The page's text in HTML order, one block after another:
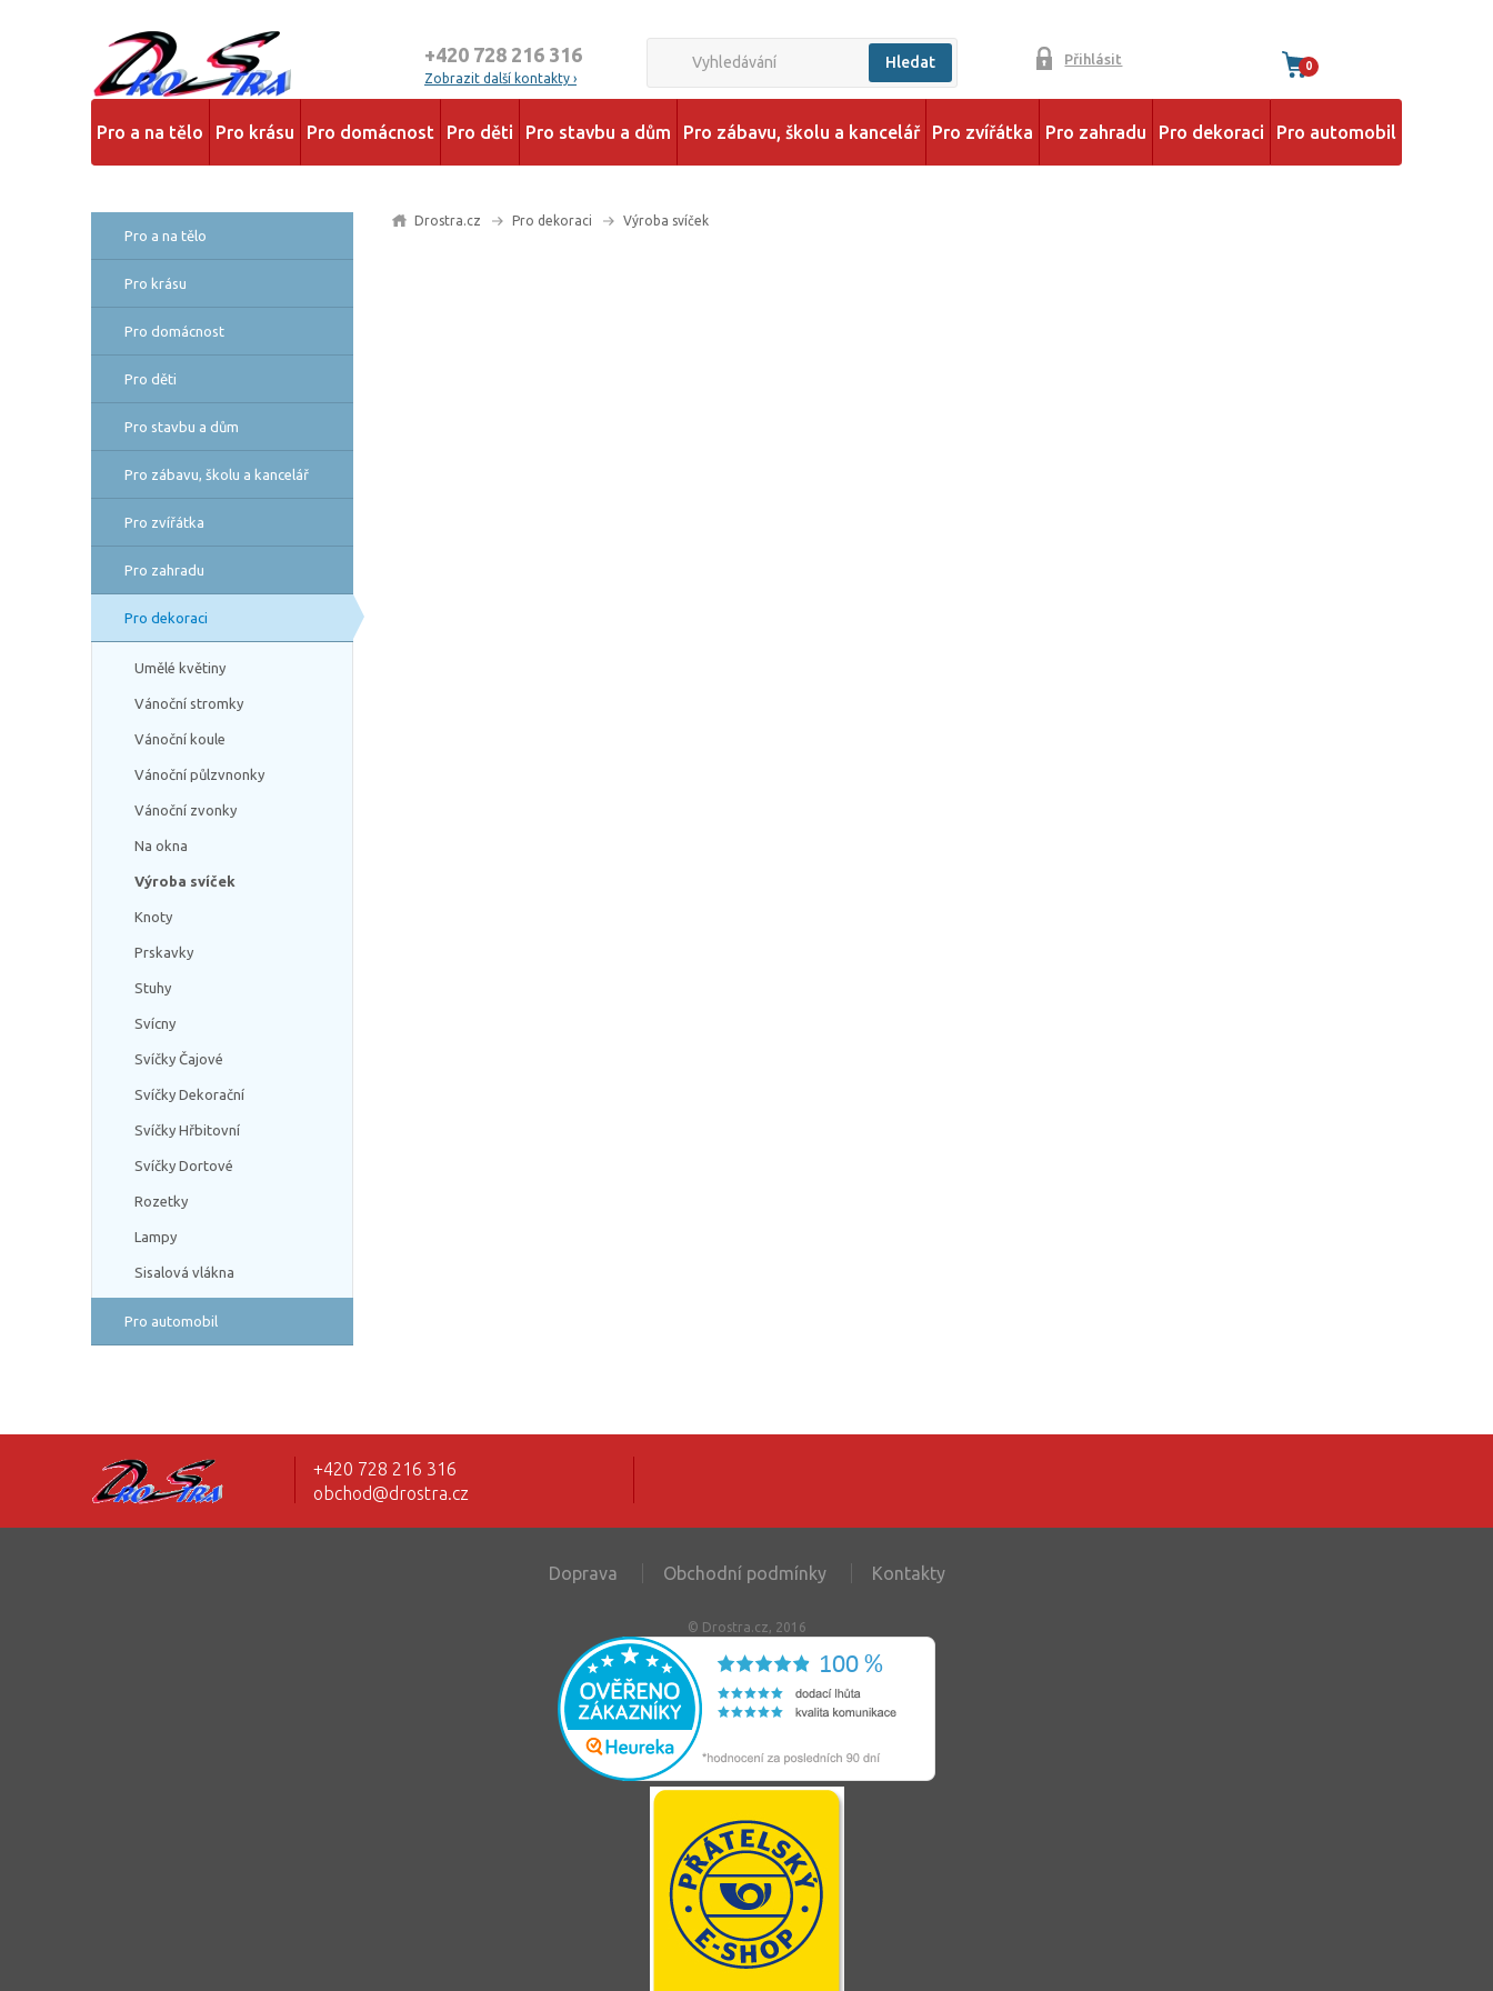
+420 728 216 316
Zobrazit další kontakty ›
Hledat Přihlásit 0
Pro a na tělo Pro krásu Pro domácnost Pro děti Pro stavbu a dům Pro zábavu, školu a kancelář Pro zvířátka Pro zahradu Pro dekoraci Pro automobil
Pro a na tělo
Pro krásu
Pro domácnost
Pro děti
Pro stavbu a dům
Pro zábavu, školu a kancelář
Pro zvířátka
Pro zahradu
Pro dekoraci
Umělé květiny
Vánoční stromky
Vánoční koule
Vánoční půlzvnonky
Vánoční zvonky
Na okna
Výroba svíček
Knoty
Prskavky
Stuhy
Svícny
Svíčky Čajové
Svíčky Dekorační
Svíčky Hřbitovní
Svíčky Dortové
Rozetky
Lampy
Sisalová vlákna
Pro automobil
Drostra.cz Pro dekoraci Výroba svíček
+420 728 216 316
obchod@drostra.cz
Doprava Obchodní podmínky Kontakty
© Drostra.cz, 2016